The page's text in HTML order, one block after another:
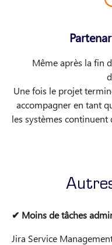
Même après la fin
Une fois le projet
accompagner en tant
les systèmes
✔ Moins de tâches
Jira Service